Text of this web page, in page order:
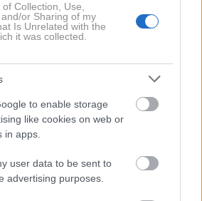
Collection, Use,
or Sharing of my
Is Unrelated with the
it was collected.
to enable storage
like cookies on web or
in apps.
user data to be sent to
advertising purposes.
na
življenjsko dobo predstavljajo
kajenje in uporaba opioidov
do 45 % višjim tveganjem za